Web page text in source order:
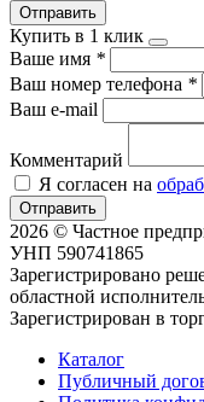
Отправить
Купить в 1 клик
Ваше имя *
Ваш номер телефона *
Ваш e-mail
Комментарий
Я согласен на
Отправить
2026 © Частное
УНП 590741865
Зарегистрировано
областной
Зарегистрирован в
Каталог
Публичный